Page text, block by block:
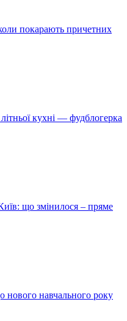
покарають причетних
кухні — фудблогерка
що змінилося – пряме
нового навчального року